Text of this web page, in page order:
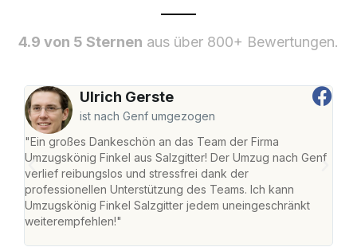
4.9 von 5 Sternen aus über 800+ Bewertungen.
Ulrich Gerste
ist nach Genf umgezogen
"Ein großes Dankeschön an das Team der Firma
Umzugskönig Finkel aus Salzgitter! Der Umzug nach Genf
verlief reibungslos und stressfrei dank der
professionellen Unterstützung des Teams. Ich kann
Umzugskönig Finkel Salzgitter jedem uneingeschränkt
weiterempfehlen!"